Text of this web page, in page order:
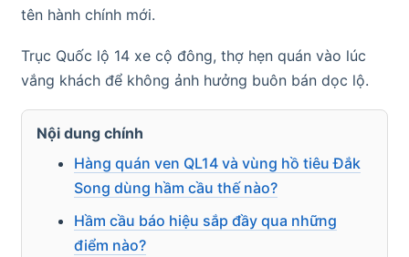
tên hành chính mới.
Trục Quốc lộ 14 xe cộ đông, thợ hẹn quán vào lúc
vắng khách để không ảnh hưởng buôn bán dọc lộ.
Nội dung chính
Hàng quán ven QL14 và vùng hồ tiêu Đắk
Song dùng hầm cầu thế nào?
Hầm cầu báo hiệu sắp đầy qua những
điểm nào?